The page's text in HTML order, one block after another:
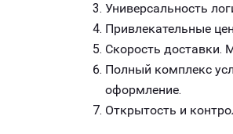
Универсальность
Привлекательные
Скорость доставки.
Полный комплекс
оформление.
Открытость и